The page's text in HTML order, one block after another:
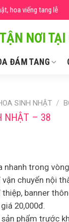
hoa viếng tang lễ
NƠI TẠI
ĐÁM TANG
SINH NHẬT /
NHẬT – 38
nhanh trong
chuyển nội
banner
20,000đ.
phẩm trước